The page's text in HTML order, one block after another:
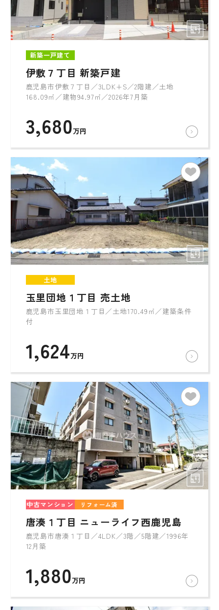
新築一戸建て
伊敷７丁目 新築戸建
鹿児島市伊敷７丁目／3LDK+S／2階建／土地
168.09㎡／建物94.97㎡／2026年7月築
3,680万円
土地
玉里団地１丁目 売土地
鹿児島市玉里団地１丁目／土地170.49㎡／建築条件
付
1,624万円
中古マンション リフォーム済
唐湊１丁目 ニューライフ西鹿児島
鹿児島市唐湊１丁目／4LDK／3階／5階建／1996年
12月築
1,880万円